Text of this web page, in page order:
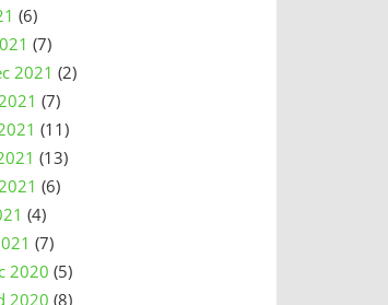
(6)
(7)
2021 (2)
(7)
(11)
(13)
(6)
(4)
(7)
2020 (5)
2020 (8)